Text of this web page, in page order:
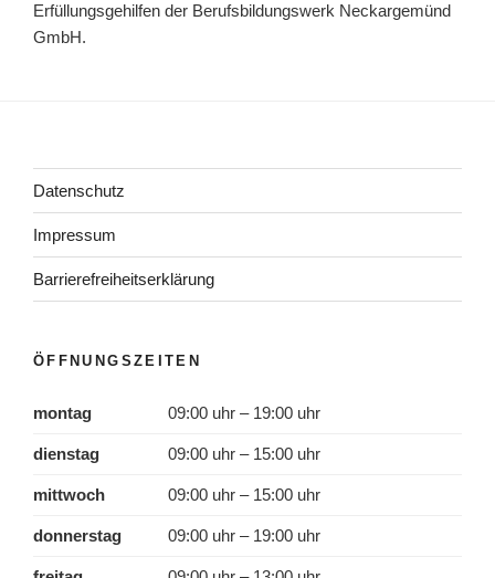
Erfüllungsgehilfen der Berufsbildungswerk Neckargemünd
GmbH.
Datenschutz
Impressum
Barrierefreiheitserklärung
ÖFFNUNGSZEITEN
montag 09:00 uhr – 19:00 uhr
dienstag 09:00 uhr – 15:00 uhr
mittwoch 09:00 uhr – 15:00 uhr
donnerstag 09:00 uhr – 19:00 uhr